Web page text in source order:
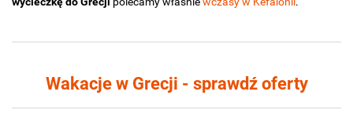
Wakacje w Grecji - sprawdź oferty